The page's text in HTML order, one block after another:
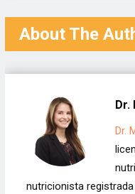
About The
Dr.
Dr.
nutricionista